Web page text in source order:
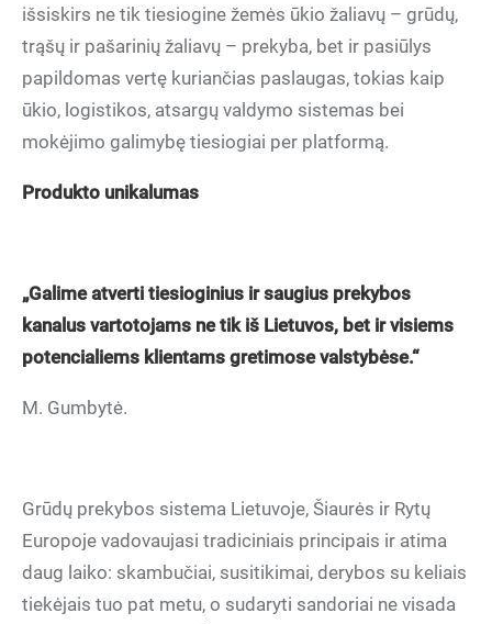
išsiskirs ne tik tiesiogine žemės ūkio žaliavų – grūdų,
trąšų ir pašarinių žaliavų – prekyba, bet ir pasiūlys
papildomas vertę kuriančias paslaugas, tokias kaip
ūkio, logistikos, atsargų valdymo sistemas bei
mokėjimo galimybę tiesiogiai per platformą.
Produkto unikalumas
„Galime atverti tiesioginius ir saugius prekybos
kanalus vartotojams ne tik iš Lietuvos, bet ir visiems
potencialiems klientams gretimose valstybėse.“
M. Gumbytė.
Grūdų prekybos sistema Lietuvoje, Šiaurės ir Rytų
Europoje vadovaujasi tradiciniais principais ir atima
daug laiko: skambučiai, susitikimai, derybos su keliais
tiekėjais tuo pat metu, o sudaryti sandoriai ne visada